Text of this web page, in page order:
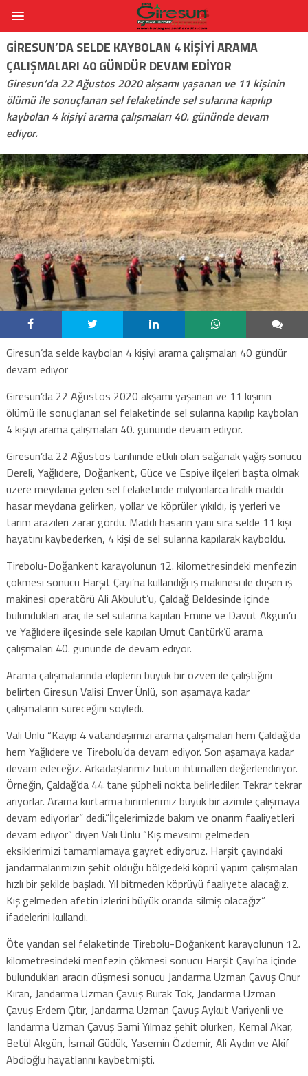
GIRESUN’DA SELDE KAYBOLAN 4 KIŞIYI ARAMA
ÇALIŞMALARI 40 GÜNDÜR DEVAM EDIYOR
Giresun’da 22 Ağustos 2020 akşamı yaşanan ve 11 kişinin
ölümü ile sonuçlanan sel felaketinde sel sularına kapılıp
kaybolan 4 kişiyi arama çalışmaları 40. gününde devam
ediyor.
Giresun’da selde kaybolan 4 kişiyi arama çalışmaları 40 gündür
devam ediyor
Giresun’da 22 Ağustos 2020 akşamı yaşanan ve 11 kişinin
ölümü ile sonuçlanan sel felaketinde sel sularına kapılıp kaybolan
4 kişiyi arama çalışmaları 40. gününde devam ediyor.
Giresun’da 22 Ağustos tarihinde etkili olan sağanak yağış sonucu
Dereli, Yağlıdere, Doğankent, Güce ve Espiye ilçeleri başta olmak
üzere meydana gelen sel felaketinde milyonlarca liralık maddi
hasar meydana gelirken, yollar ve köprüler yıkıldı, iş yerleri ve
tarım arazileri zarar gördü. Maddi hasarın yanı sıra selde 11 kişi
hayatını kaybederken, 4 kişi de sel sularına kapılarak kayboldu.
Tirebolu-Doğankent karayolunun 12. kilometresindeki menfezin
çökmesi sonucu Harşit Çayı’na kullandığı iş makinesi ile düşen iş
makinesi operatörü Ali Akbulut’u, Çaldağ Beldesinde içinde
bulundukları araç ile sel sularına kapılan Emine ve Davut Akgün’ü
ve Yağlıdere ilçesinde sele kapılan Umut Cantürk’ü arama
çalışmaları 40. gününde de devam ediyor.
Arama çalışmalarında ekiplerin büyük bir özveri ile çalıştığını
belirten Giresun Valisi Enver Ünlü, son aşamaya kadar
çalışmaların süreceğini söyledi.
Vali Ünlü “Kayıp 4 vatandaşımızı arama çalışmaları hem Çaldağ’da
hem Yağlıdere ve Tirebolu’da devam ediyor. Son aşamaya kadar
devam edeceğiz. Arkadaşlarımız bütün ihtimalleri değerlendiriyor.
Örneğin, Çaldağ’da 44 tane şüpheli nokta belirlediler. Tekrar tekrar
arıyorlar. Arama kurtarma birimlerimiz büyük bir azimle çalışmaya
devam ediyorlar” dedi.”İlçelerimizde bakım ve onarım faaliyetleri
devam ediyor” diyen Vali Ünlü “Kış mevsimi gelmeden
eksiklerimizi tamamlamaya gayret ediyoruz. Harşit çayındaki
jandarmalarımızın şehit olduğu bölgedeki köprü yapım çalışmaları
hızlı bir şekilde başladı. Yıl bitmeden köprüyü faaliyete alacağız.
Kış gelmeden afetin izlerini büyük oranda silmiş olacağız”
ifadelerini kullandı.
Öte yandan sel felaketinde Tirebolu-Doğankent karayolunun 12.
kilometresindeki menfezin çökmesi sonucu Harşit Çayı’na içinde
bulundukları aracın düşmesi sonucu Jandarma Uzman Çavuş Onur
Kıran, Jandarma Uzman Çavuş Burak Tok, Jandarma Uzman
Çavuş Erdem Çıtır, Jandarma Uzman Çavuş Aykut Variyenli ve
Jandarma Uzman Çavuş Sami Yılmaz şehit olurken, Kemal Akar,
Betül Akgün, İsmail Güdük, Yasemin Özdemir, Ali Aydın ve Akif
Abdioğlu hayatlarını kaybetmişti.